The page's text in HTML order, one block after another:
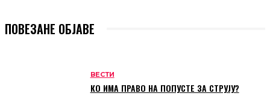
ПОВЕЗАНЕ ОБЈАВЕ
ВЕСТИ
КО ИМА ПРАВО НА ПОПУСТЕ ЗА СТРУЈУ?